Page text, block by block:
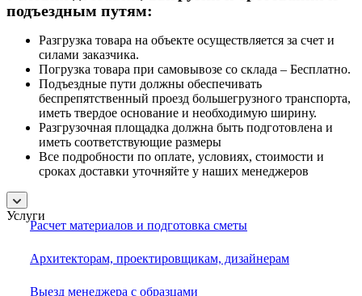
подъездным путям:
Разгрузка товара на объекте осуществляется за счет и
силами заказчика.
Погрузка товара при самовывозе со склада – Бесплатно.
Подъездные пути должны обеспечивать
беспрепятственный проезд большегрузного транспорта,
иметь твердое основание и необходимую ширину.
Разгрузочная площадка должна быть подготовлена и
иметь соответствующие размеры
Все подробности по оплате, условиях, стоимости и
сроках доставки уточняйте у наших менеджеров
Услуги
Расчет материалов и подготовка сметы
Архитекторам, проектировщикам, дизайнерам
Выезд менеджера с образцами